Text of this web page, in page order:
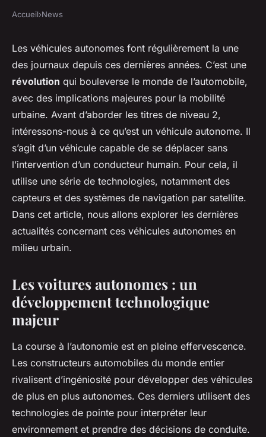
les actualités sur les véhicules
autonomes en milieu urbain
Lucie •7 janvier 2024•6 min de lecture
Accueil›News
Les véhicules autonomes font régulièrement la une
des journaux depuis ces dernières années. C’est une
révolution qui bouleverse le monde de l’automobile,
avec des implications majeures pour la mobilité
urbaine. Avant d’aborder les titres de niveau 2,
intéressons-nous à ce qu’est un véhicule autonome. Il
s’agit d’un véhicule capable de se déplacer sans
l’intervention d’un conducteur humain. Pour cela, il
utilise une série de technologies, notamment des
capteurs et des systèmes de navigation par satellite.
Dans cet article, nous allons explorer les dernières
actualités concernant ces véhicules autonomes en
milieu urbain.
Les voitures autonomes : un
développement technologique
majeur
La course à l’autonomie est en pleine effervescence.
Les constructeurs automobiles du monde entier
rivalisent d’ingéniosité pour développer des véhicules
de plus en plus autonomes. Ces derniers utilisent des
technologies de pointe pour interpréter leur
environnement et prendre des décisions de conduite.